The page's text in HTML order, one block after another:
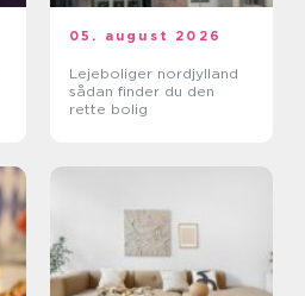
05. august 2026
Lejeboliger nordjylland
sådan finder du den
rette bolig